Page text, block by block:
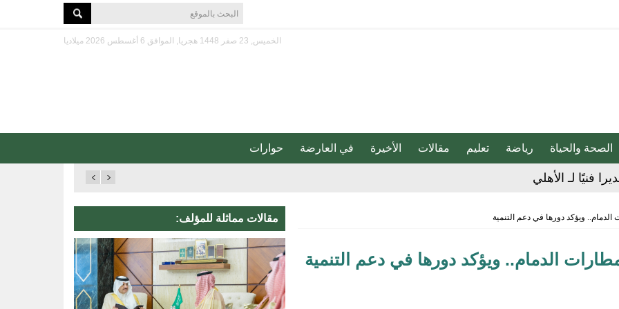
الخميس, 23 صفر 1448 هجريا, الموافق 6 أغسطس 2026 ميلاديا
الصحة والحياة رياضة تعليم مقالات الأخيرة في العارضة حوارات
النظامية بحق صيدلي للإساءة لمواطن
عقب فوزه على الهلال برباعية
ويؤكد دورها في دعم التنمية
الدمام.. ويؤكد دورها في دعم التنمية
مقالات مماثلة للمؤلف: